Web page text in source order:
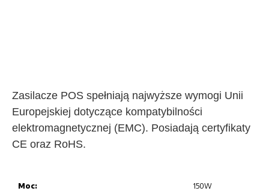
Zasilacze POS spełniają najwyższe wymogi Unii
Europejskiej dotyczące kompatybilności
elektromagnetycznej (EMC). Posiadają certyfikaty
CE oraz RoHS.
Moc: 150W